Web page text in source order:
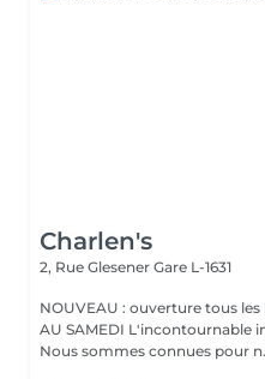
Charlen's
2, Rue Glesener Gare L-1631
NOUVEAU : ouverture tous les
AU SAMEDI L'incontournable institut de beauté à Luxembourg.
Nous sommes connues pour